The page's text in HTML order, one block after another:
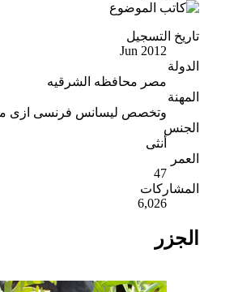
تاريخ التسجيل
Jun 2012
الدولة
مصر محافظه الشرقيه
المهنة
وتخصص ليسانس فرنسى ازى
الجنس
أنثى
العمر
47
المشاركات
6,026
الجزر